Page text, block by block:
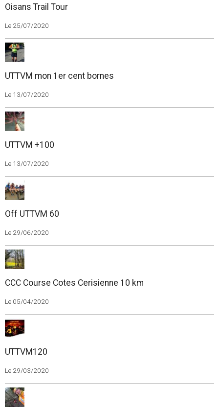
Oisans Trail Tour
Le 25/07/2020
UTTVM mon 1er cent bornes
Le 13/07/2020
UTTVM +100
Le 13/07/2020
Off UTTVM 60
Le 29/06/2020
CCC Course Cotes Cerisienne 10 km
Le 05/04/2020
UTTVM120
Le 29/03/2020